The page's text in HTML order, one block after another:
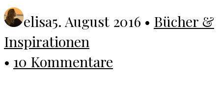
elisa5. August 2016 • Bücher &
Inspirationen
• 10 Kommentare